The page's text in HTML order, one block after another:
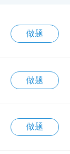
做题
做题
做题